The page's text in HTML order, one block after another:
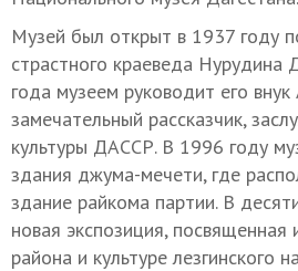
Музей был открыт в 1937 году
страстного краеведа Нурудина
года музеем руководит его
замечательный рассказчик,
культуры ДАССР. В 1996 году
здания джума-мечети, где
здание райкома партии. В
новая экспозиция, посвященная
района и культуре лезгинского